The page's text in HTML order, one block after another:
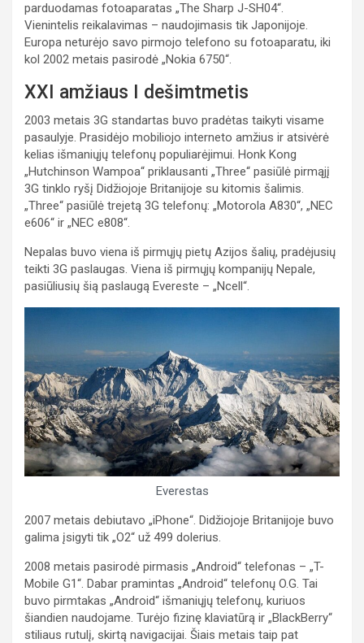
parduodamas fotoaparatas „The Sharp J-SH04“.
Vienintelis reikalavimas – naudojimasis tik Japonijoje.
Europa neturėjo savo pirmojo telefono su fotoaparatu, iki
kol 2002 metais pasirodė „Nokia 6750“.
XXI amžiaus I dešimtmetis
2003 metais 3G standartas buvo pradėtas taikyti visame
pasaulyje. Prasidėjo mobiliojo interneto amžius ir atsivėrė
kelias išmaniųjų telefonų populiarėjimui. Honk Kong
„Hutchinson Wampoa“ priklausanti „Three“ pasiūlė pirmąjį
3G tinklo ryšį Didžiojoje Britanijoje su kitomis šalimis.
„Three“ pasiūlė trejetą 3G telefonų: „Motorola A830“, „NEC
e606“ ir „NEC e808“.
Nepalas buvo viena iš pirmųjų pietų Azijos šalių, pradėjusių
teikti 3G paslaugas. Viena iš pirmųjų kompanijų Nepale,
pasiūliusių šią paslaugą Evereste – „Ncell“.
Everestas
2007 metais debiutavo „iPhone“. Didžiojoje Britanijoje buvo
galima įsigyti tik „O2“ už 499 dolerius.
2008 metais pasirodė pirmasis „Android“ telefonas – „T-
Mobile G1“. Dabar pramintas „Android“ telefonų O.G. Tai
buvo pirmtakas „Android“ išmaniųjų telefonų, kuriuos
šiandien naudojame. Turėjo fizinę klaviatūrą ir „BlackBerry“
stiliaus rutulį, skirtą navigacijai. Šiais metais taip pat